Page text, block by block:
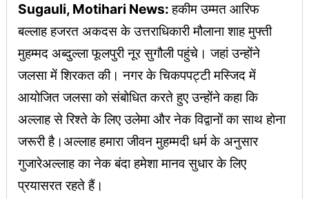
Sugauli, Motihari News:हकीम उम्मत आरिफ
बल्लाह हजरत अकदस के उत्तराधिकारी मौलाना शाह मुफ्ती
मुहम्मद अब्दुल्ला फूलपुरी नूर सुगौली पहुंचे। जहां उन्होंने
जलसा में शिरकत की। नगर के चिकपपट्टी मस्जिद में
आयोजित जलसा को संबोधित करते हुए उन्होंने कहा कि
अल्लाह से रिश्ते के लिए उलेमा और नेक विद्वानों का साथ होना
जरूरी है।अल्लाह हमारा जीवन मुहम्मदी धर्म के अनुसार
गुजारेअल्लाह का नेक बंदा हमेशा मानव सुधार के लिए
प्रयासरत रहते हैं।